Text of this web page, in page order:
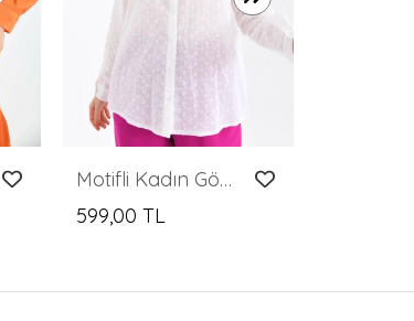
Motifli Kadın Gömlek Delikli Desen Klasik Kadın Gömlek Kemik - 23081
599,00 TL